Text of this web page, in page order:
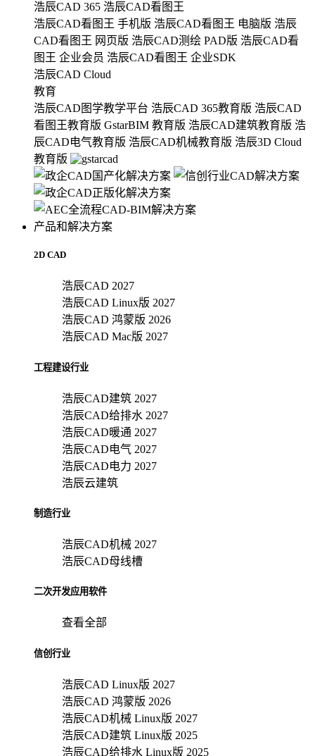
浩辰CAD 365 浩辰CAD看图王
浩辰CAD看图王 手机版 浩辰CAD看图王 电脑版 浩辰
CAD看图王 网页版 浩辰CAD测绘 PAD版 浩辰CAD看
图王 企业会员 浩辰CAD看图王 企业SDK
浩辰CAD Cloud
教育
浩辰CAD图学教学平台 浩辰CAD 365教育版 浩辰CAD
看图王教育版 GstarBIM 教育版 浩辰CAD建筑教育版 浩
辰CAD电气教育版 浩辰CAD机械教育版 浩辰3D Cloud
教育版
产品和解决方案
2D CAD
浩辰CAD 2027
浩辰CAD Linux版 2027
浩辰CAD 鸿蒙版 2026
浩辰CAD Mac版 2027
工程建设行业
浩辰CAD建筑 2027
浩辰CAD给排水 2027
浩辰CAD暖通 2027
浩辰CAD电气 2027
浩辰CAD电力 2027
浩辰云建筑
制造行业
浩辰CAD机械 2027
浩辰CAD母线槽
二次开发应用软件
查看全部
信创行业
浩辰CAD Linux版 2027
浩辰CAD 鸿蒙版 2026
浩辰CAD机械 Linux版 2027
浩辰CAD建筑 Linux版 2025
浩辰CAD给排水 Linux版 2025